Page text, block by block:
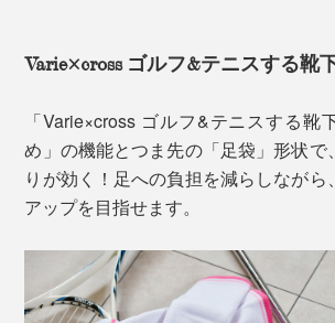
Varie×cross ゴルフ&テニスする靴
「Varie×cross ゴルフ&テニスする靴
め」の機能とつま先の「足袋」形状で
りが効く！足への負担を減らしながら
アップを目指せます。